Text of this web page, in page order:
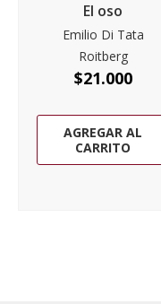
El oso
Emilio Di Tata
Roitberg
$21.000
AGREGAR AL
CARRITO